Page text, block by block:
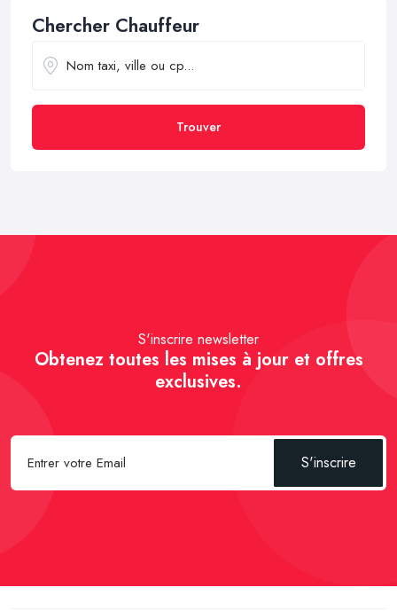
Chercher Chauffeur
Trouver
S'inscrire newsletter
Obtenez toutes les mises à jour et offres
exclusives.
S'inscrire